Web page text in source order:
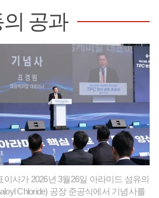
공과
이사가 2026년 3월26일 아라미드 섬유의
Chloride) 공장 준공식에서 기념사를